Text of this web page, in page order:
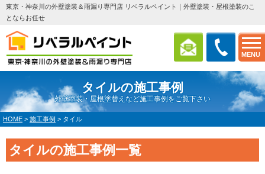
MENU
東京・神奈川の外壁塗装＆雨漏り専門店 リベラルペイント｜外壁塗装・屋根塗装のこ
とならお任せ
タイルの施工事例
外壁塗装・屋根塗替えなど施工事例をご覧下さい
HOME > 施工事例 > タイル
タイルの施工事例一覧